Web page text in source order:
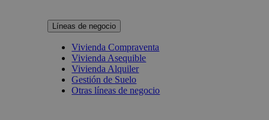
Líneas de negocio
Vivienda Compraventa
Vivienda Asequible
Vivienda Alquiler
Gestión de Suelo
Otras líneas de negocio